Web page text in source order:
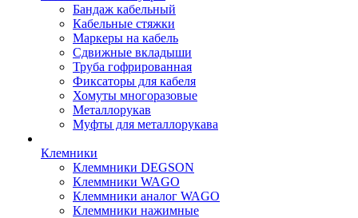
Бандаж кабельный
Кабельные стяжки
Маркеры на кабель
Сдвижные вкладыши
Труба гофрированная
Фиксаторы для кабеля
Хомуты многоразовые
Металлорукав
Муфты для металлорукава
Клемники
Клеммники DEGSON
Клеммники WAGO
Клеммники аналог WAGO
Клеммники нажимные